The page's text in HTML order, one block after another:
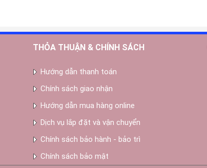
THỎA THUẬN & CHÍNH SÁCH
Hướng dẫn thanh toán
Chính sách giao nhận
Hướng dẫn mua hàng online
Dịch vụ lắp đặt và vận chuyển
Chính sách bảo hành - bảo trì
Chính sách bảo mật